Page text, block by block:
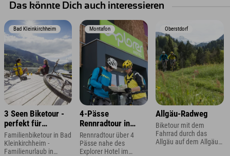
Das könnte Dich auch interessieren
Bad Kleinkirchheim
3 Seen Biketour -
perfekt für
Familien
Familienbiketour in Bad
Kleinkirchheim -
Familienurlaub in
Montafon
4-Pässe
Rennradtour in
Vorarlberg
Rennradtour über 4
Pässe nahe des
Explorer Hotel im
Oberstdorf
Allgäu-Radweg
Biketour mit dem
Fahrrad durch das
Allgäu auf dem Allgäu